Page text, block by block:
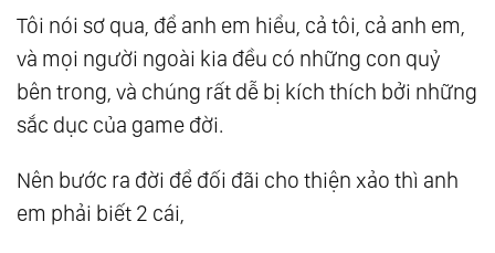
Tôi nói sơ qua, để anh em hiểu, cả tôi, cả anh em,
và mọi người ngoài kia đều có những con quỷ
bên trong, và chúng rất dễ bị kích thích bởi những
sắc dục của game đời.
Nên bước ra đời để đối đãi cho thiện xảo thì anh
em phải biết 2 cái,